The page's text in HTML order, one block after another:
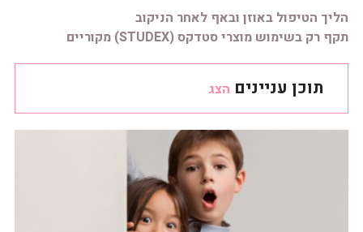
הליך הטיפול באוזן ובאף לאחר הניקוב
תקף רק בשימוש מוצרי סטדקס (STUDEX) מקוריים
תוכן עניינים הצג